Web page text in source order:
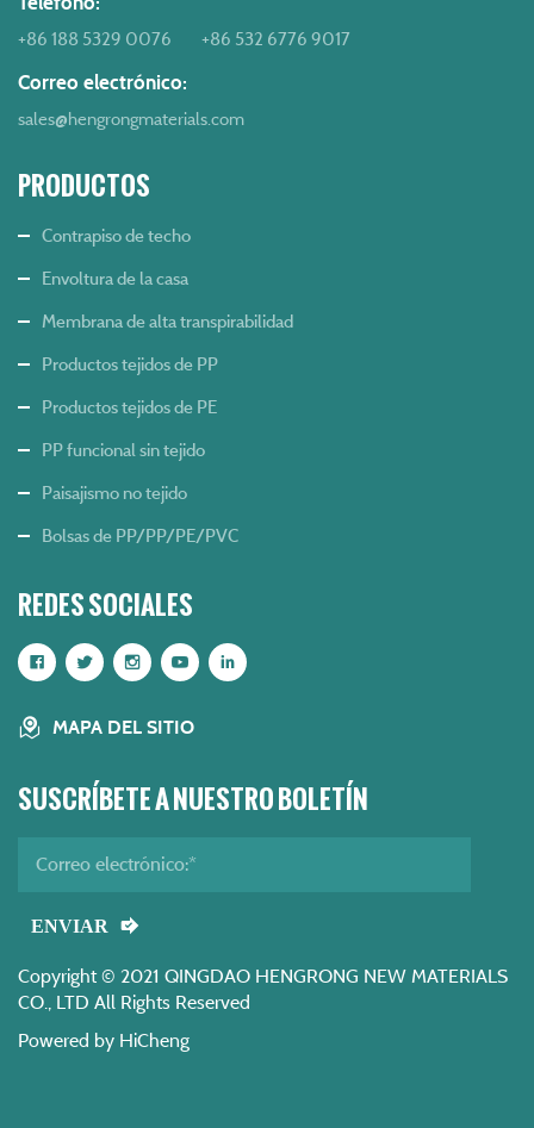
+86 188 5329 0076 +86 532 6776 9017
Correo electrónico:
sales@hengrongmaterials.com
PRODUCTOS
Contrapiso de techo
Envoltura de la casa
Membrana de alta transpirabilidad
Productos tejidos de PP
Productos tejidos de PE
PP funcional sin tejido
Paisajismo no tejido
Bolsas de PP/PP/PE/PVC
REDES SOCIALES
MAPA DEL SITIO
SUSCRÍBETE A NUESTRO BOLETÍN
ENVIAR
Copyright © 2021 QINGDAO HENGRONG NEW MATERIALS
CO., LTD All Rights Reserved
Powered by HiCheng